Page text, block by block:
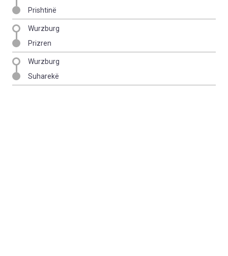
Prishtinë
Wurzburg
Prizren
Wurzburg
Suharekë